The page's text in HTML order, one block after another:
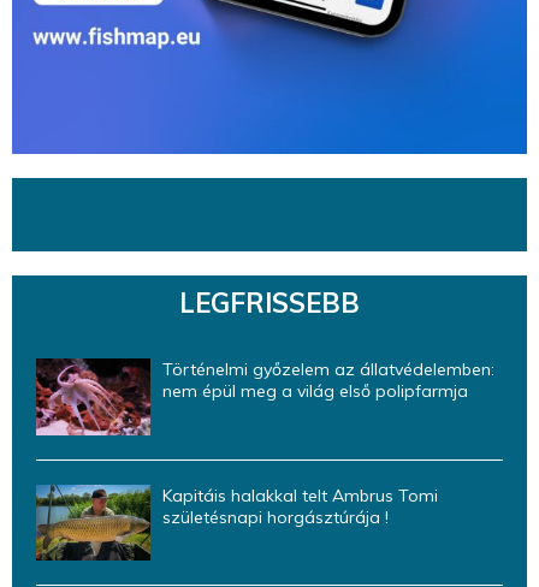
LEGFRISSEBB
Történelmi győzelem az állatvédelemben:
nem épül meg a világ első polipfarmja
Kapitáis halakkal telt Ambrus Tomi
születésnapi horgásztúrája !